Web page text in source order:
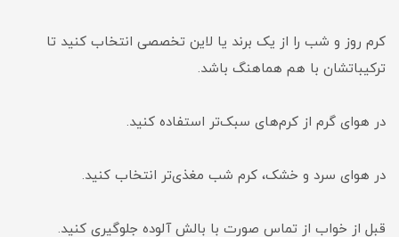
کرم روز و شب را از یک برند یا لاین تخصصی انتخاب کنید تا
ترکیباتشان با هم هماهنگ باشد.
در هوای گرم از کرم‌های سبک‌تر استفاده کنید.
در هوای سرد و خشک، کرم شب مغذی‌تر انتخاب کنید.
قبل از خواب از تماس صورت با بالش آلوده جلوگیری کنید.